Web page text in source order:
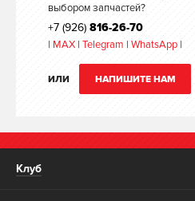
выбором запчастей?
+7 (926) 816-26-70
| MAX | Telegram | WhatsApp |
ИЛИ НАПИШИТЕ НАМ
Клуб